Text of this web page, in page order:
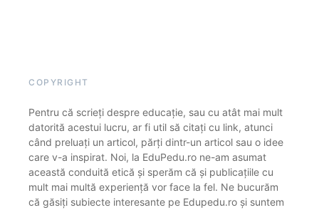
COPYRIGHT
Pentru că scrieți despre educație, sau cu atât mai mult
datorită acestui lucru, ar fi util să citați cu link, atunci
când preluați un articol, părți dintr-un articol sau o idee
care v-a inspirat. Noi, la EduPedu.ro ne-am asumat
această conduită etică și sperăm că și publicațiile cu
mult mai multă experiență vor face la fel. Ne bucurăm
că găsiți subiecte interesante pe Edupedu.ro și suntem